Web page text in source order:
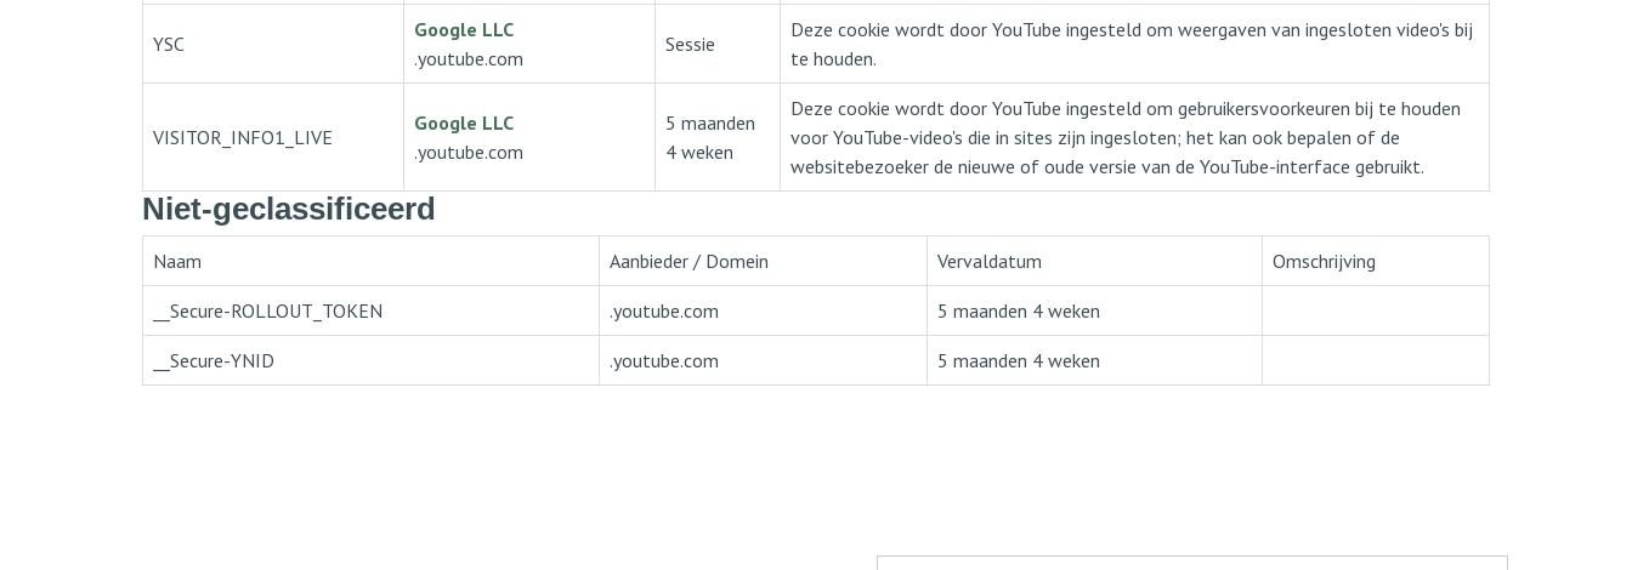
YSC
Google LLC
.youtube.com
Sessie
Deze cookie wordt door YouTube ingesteld om weergaven van ingesloten video's bij
te houden.
VISITOR_INFO1_LIVE
Google LLC
.youtube.com
5 maanden
4 weken
Deze cookie wordt door YouTube ingesteld om gebruikersvoorkeuren bij te houden
voor YouTube-video's die in sites zijn ingesloten; het kan ook bepalen of de
websitebezoeker de nieuwe of oude versie van de YouTube-interface gebruikt.
Niet-geclassificeerd
Naam Aanbieder / Domein Vervaldatum Omschrijving
__Secure-ROLLOUT_TOKEN .youtube.com 5 maanden 4 weken
__Secure-YNID .youtube.com 5 maanden 4 weken